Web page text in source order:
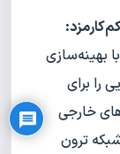
بهینه‌سازی
را برای
خارجی
ترون